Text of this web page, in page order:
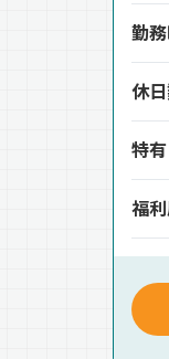
勤
休
特有
福